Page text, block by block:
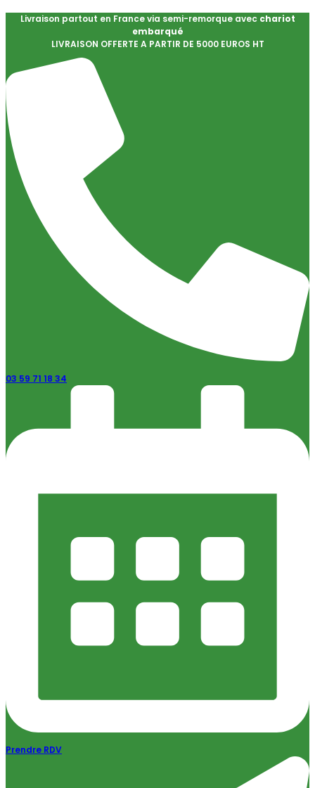
Livraison partout en France via semi-remorque avec chariot
embarqué
LIVRAISON OFFERTE A PARTIR DE 5000 EUROS HT
03 59 71 18 34
Prendre RDV